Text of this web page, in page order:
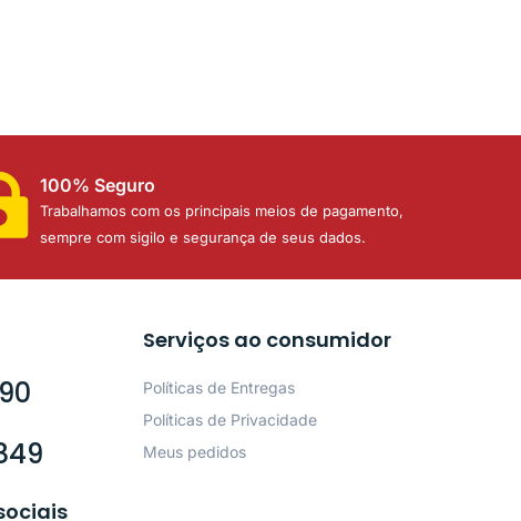
100% Seguro
Trabalhamos com os principais meios de pagamento,
sempre com sigilo e segurança de seus dados.
Serviços ao consumidor
Políticas de Entregas
Políticas de Privacidade
Meus pedidos